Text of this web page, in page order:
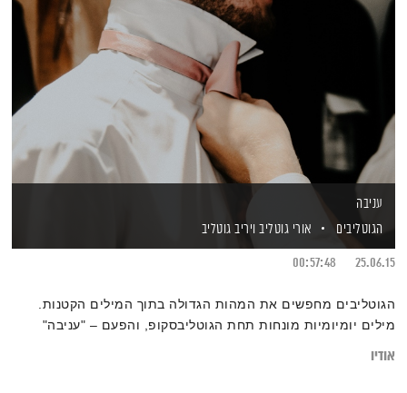
עניבה
הגוטליבים
אורי גוטליב ויריב גוטליב
25.06.15
00:57:48
הגוטליבים מחפשים את המהות הגדולה בתוך המילים הקטנות.
מילים יומיומיות מונחות תחת הגוטליבסקופ, והפעם – "עניבה"
אודיו